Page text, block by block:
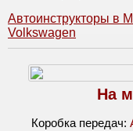
Автоинструкторы в
Volkswagen
На
Коробка передач: